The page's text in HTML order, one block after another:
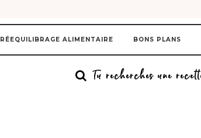
RÉEQUILIBRAGE ALIMENTAIRE BONS PLANS